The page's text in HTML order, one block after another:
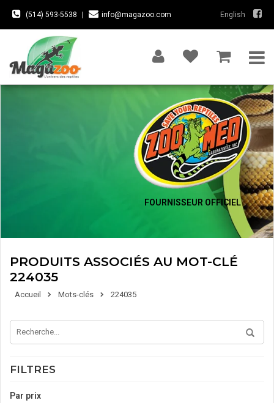
(514) 593-5538 info@magazoo.com English
FOURNISSEUR OFFICIEL
PRODUITS ASSOCIÉS AU MOT-CLÉ
224035
Accueil Mots-clés 224035
FILTRES
Par prix